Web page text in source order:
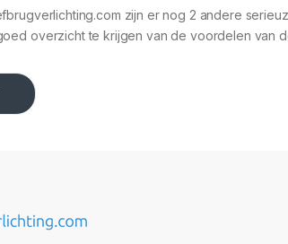
zijn er nog 2 andere
overzicht te krijgen van de voordelen van